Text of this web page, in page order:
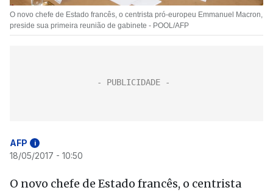
O novo chefe de Estado francês, o centrista pró-europeu Emmanuel Macron,
preside sua primeira reunião de gabinete - POOL/AFP
AFP i
18/05/2017 - 10:50
O novo chefe de Estado francês, o centrista